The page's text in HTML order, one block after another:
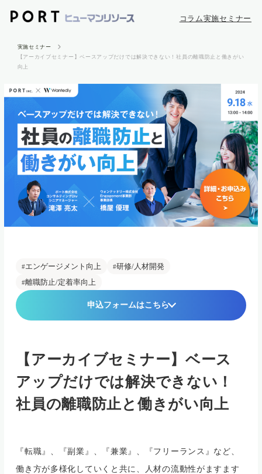
コラム実施セミナー
実施セミナー
【アーカイブセミナー】ベースアップだけでは解決できない！社員の離職防止と働きがい
向上
エンゲージメント向上
研修/人材開発
離職防止/定着率向上
申込フォームはこちら
【アーカイブセミナー】ベース
アップだけでは解決できない！
社員の離職防止と働きがい向上
『転職』、『副業』、『兼業』、『フリーランス』など、
働き方が多様化していくと共に、人材の流動性がますます